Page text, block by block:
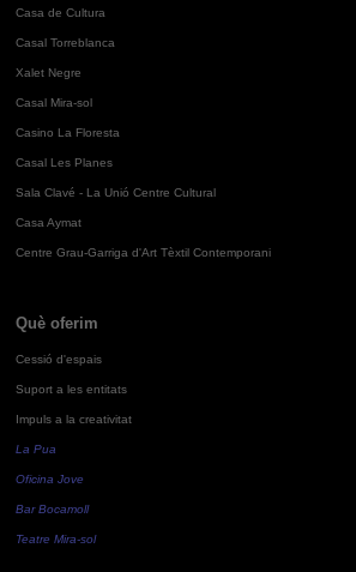
Casa de Cultura
Casal Torreblanca
Xalet Negre
Casal Mira-sol
Casino La Floresta
Casal Les Planes
Sala Clavé - La Unió Centre Cultural
Casa Aymat
Centre Grau-Garriga d'Art Tèxtil Contemporani
Què oferim
Cessió d'espais
Suport a les entitats
Impuls a la creativitat
La Pua
Oficina Jove
Bar Bocamoll
Teatre Mira-sol